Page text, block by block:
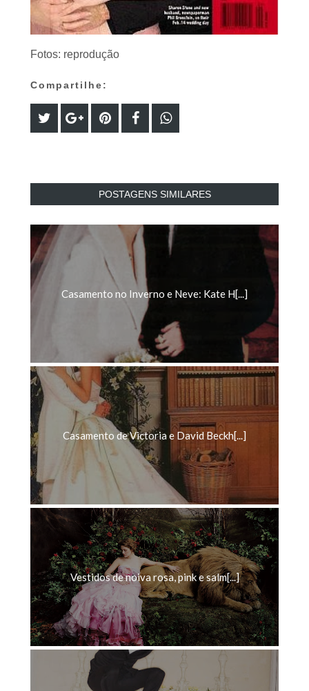
POSTAGENS SIMILARES
Casamento no Inverno e Neve: Kate H[...]
Casamento de Victoria e David Beckh[...]
Vestidos de noiva rosa, pink e salm[...]